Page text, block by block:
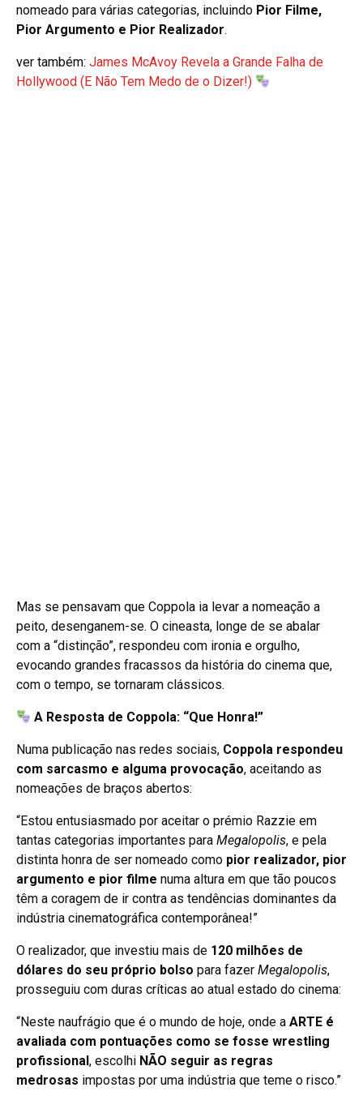
nomeado para várias categorias, incluindo Pior Filme,
Pior Argumento e Pior Realizador.
ver também: James McAvoy Revela a Grande Falha de
Hollywood (E Não Tem Medo de o Dizer!)
Mas se pensavam que Coppola ia levar a nomeação a
peito, desenganem-se. O cineasta, longe de se abalar
com a “distinção”, respondeu com ironia e orgulho,
evocando grandes fracassos da história do cinema que,
com o tempo, se tornaram clássicos.
A Resposta de Coppola: “Que Honra!”
Numa publicação nas redes sociais, Coppola respondeu
com sarcasmo e alguma provocação, aceitando as
nomeações de braços abertos:
“Estou entusiasmado por aceitar o prémio Razzie em
tantas categorias importantes para Megalopolis, e pela
distinta honra de ser nomeado como pior realizador, pior
argumento e pior filme numa altura em que tão poucos
têm a coragem de ir contra as tendências dominantes da
indústria cinematográfica contemporânea!”
O realizador, que investiu mais de 120 milhões de
dólares do seu próprio bolso para fazer Megalopolis,
prosseguiu com duras críticas ao atual estado do cinema:
“Neste naufrágio que é o mundo de hoje, onde a ARTE é
avaliada com pontuações como se fosse wrestling
profissional, escolhi NÃO seguir as regras
medrosas impostas por uma indústria que teme o risco.”